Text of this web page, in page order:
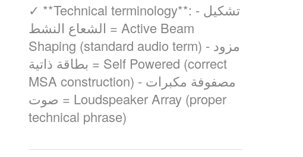
✓ **Technical terminology**: - تشكيل
الشعاع النشط = Active Beam
Shaping (standard audio term) - مزود
بطاقة ذاتية = Self Powered (correct
MSA construction) - مصفوفة مكبرات
صوت = Loudspeaker Array (proper
technical phrase)